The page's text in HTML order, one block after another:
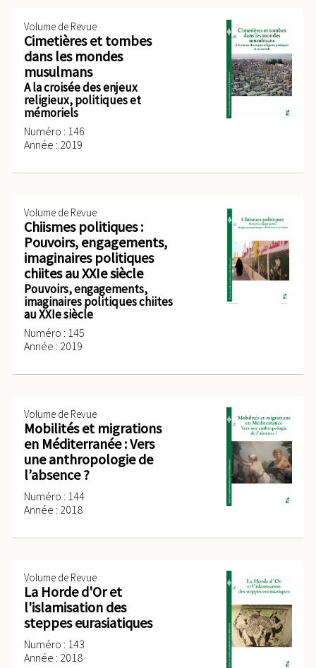
Volume de Revue
Cimetières et tombes
dans les mondes
musulmans
A la croisée des enjeux
religieux, politiques et
mémoriels
Numéro : 146
Année : 2019
Volume de Revue
Chiismes politiques :
Pouvoirs, engagements,
imaginaires politiques
chiites au XXIe siècle
Pouvoirs, engagements,
imaginaires politiques chiites
au XXIe siècle
Numéro : 145
Année : 2019
Volume de Revue
Mobilités et migrations
en Méditerranée : Vers
une anthropologie de
l’absence ?
Numéro : 144
Année : 2018
Volume de Revue
La Horde d'Or et
l'islamisation des
steppes eurasiatiques
Numéro : 143
Année : 2018